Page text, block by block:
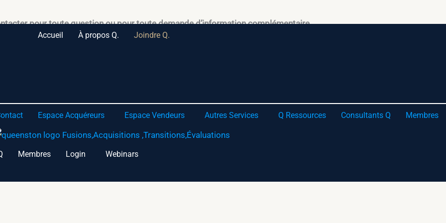
Accueil À propos Q. Joindre Q.
Espace Acquéreurs Espace Vendeurs Autres Services Q Ressources Consultants Q Membres
Membres Login Webinars
pour toute question ou pour toute demande d’information complémentaire.